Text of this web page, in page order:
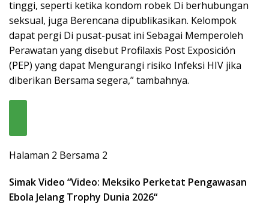
tinggi, seperti ketika kondom robek Di berhubungan
seksual, juga Berencana dipublikasikan. Kelompok
dapat pergi Di pusat-pusat ini Sebagai Memperoleh
Perawatan yang disebut Profilaxis Post Exposición
(PEP) yang dapat Mengurangi risiko Infeksi HIV jika
diberikan Bersama segera,” tambahnya.
Halaman 2 Bersama 2
Simak Video “Video: Meksiko Perketat Pengawasan
Ebola Jelang Trophy Dunia 2026“